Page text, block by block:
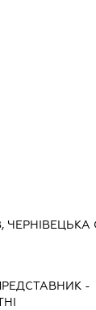
ЧЕРНІВЕЦЬКА
-